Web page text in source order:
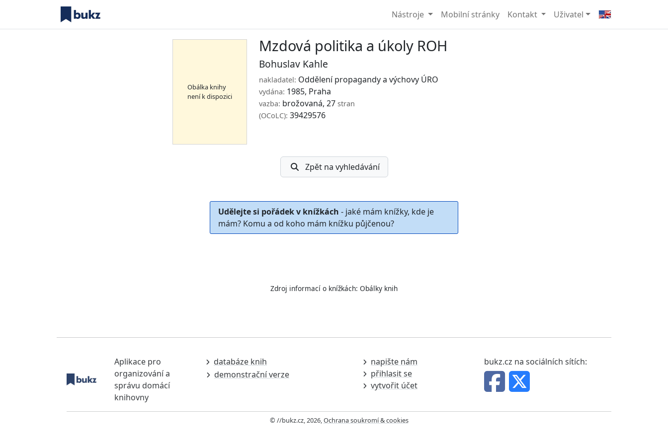
Nástroje Mobilní stránky Kontakt Uživatel
Obálka knihy
není k dispozici
Mzdová politika a úkoly ROH
Bohuslav Kahle
nakladatel: Oddělení propagandy a výchovy ÚRO
vydána: 1985, Praha
vazba: brožovaná, 27 stran
(OCoLC): 39429576
Zpět na vyhledávání
Udělejte si pořádek v knížkách - jaké mám knížky, kde je
mám? Komu a od koho mám knížku půjčenou?
Zdroj informací o knížkách: Obálky knih
Aplikace pro
organizování a
správu domácí
knihovny
databáze knih
demonstrační verze
napište nám
přihlasit se
vytvořit účet
bukz.cz na sociálních sítích:
© //bukz.cz, 2026,Ochrana soukromí & cookies